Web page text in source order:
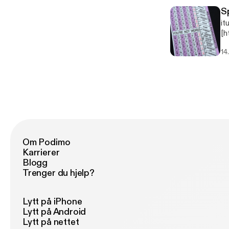
Om Podimo
Karrierer
Blogg
Trenger du hjelp?
Lytt på iPhone
Lytt på Android
Lytt på nettet